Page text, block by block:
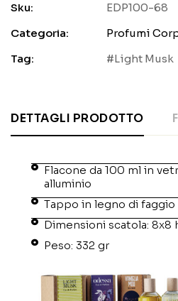
Sku:
EDP100-68
Categoria:
Profumi
Tag:
Light Musk
DETTAGLI PRODOTTO
Flacone da 100 ml in
alluminio
Tappo in legno di faggio
Dimensioni scatola: 8x8
Peso: 332 gr